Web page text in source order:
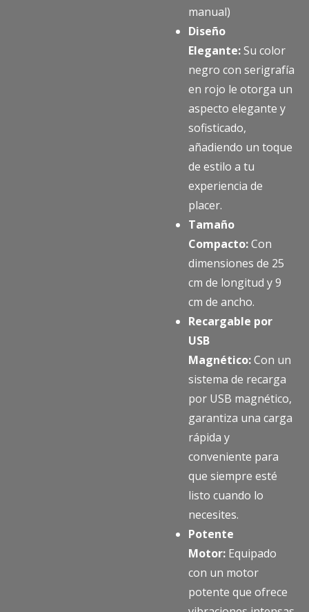
manual)
Diseño
Elegante:Su color
negro con serigrafía
en rojo le otorga un
aspecto elegante y
sofisticado,
añadiendo un toque
de estilo a tu
experiencia de
placer.
Tamaño
Compacto:Con
dimensiones de 25
cm de longitud y 9
cm de ancho.
Recargable por
USB
Magnético:Con un
sistema de recarga
por USB magnético,
garantiza una carga
rápida y
conveniente para
que siempre esté
listo cuando lo
necesites.
Potente
Motor: Equipado
con un motor
potente que ofrece